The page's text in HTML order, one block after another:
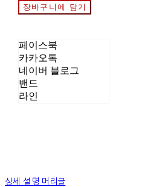
장바구니에 담기
페이스북
카카오톡
네이버 블로그
밴드
라인
상세 설명 머리글